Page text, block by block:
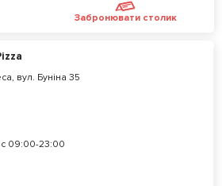
Забронювати столик
вул. Буніна 35
09:00-23:00